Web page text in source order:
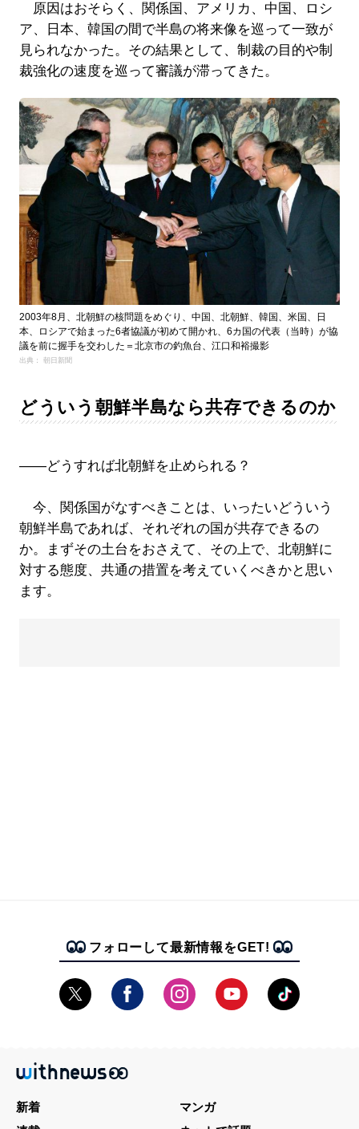
原因はおそらく、関係国、アメリカ、中国、ロシ
ア、日本、韓国の間で半島の将来像を巡って一致が
見られなかった。その結果として、制裁の目的や制
裁強化の速度を巡って審議が滞ってきた。
2003年8月、北朝鮮の核問題をめぐり、中国、北朝鮮、韓国、米国、日
本、ロシアで始まった6者協議が初めて開かれ、6カ国の代表（当時）が協
議を前に握手を交わした＝北京市の釣魚台、江口和裕撮影
出典： 朝日新聞
どういう朝鮮半島なら共存できるのか
――どうすれば北朝鮮を止められる？
今、関係国がなすべきことは、いったいどういう
朝鮮半島であれば、それぞれの国が共存できるの
か。まずその土台をおさえて、その上で、北朝鮮に
対する態度、共通の措置を考えていくべきかと思い
ます。
フォローして最新情報をGET!
新着
マンガ